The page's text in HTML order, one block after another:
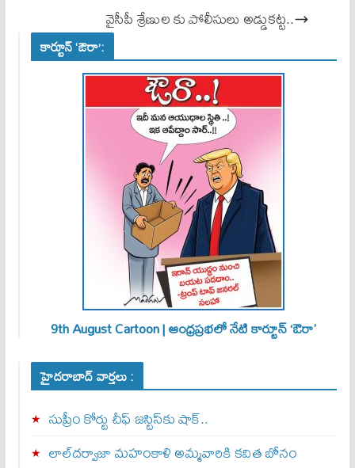
వైసీపీ శ్రేణుల కు పోలీసులు అడ్డుకట్ట..
కార్టూన్ ‘ఔరా’:
9th August Cartoon | ఆంధ్రప్రభలో నేటి కార్టూన్ ‘ఔరా’
హైదరాబాద్ వార్తలు :
సుప్రీం కోర్టు చీఫ్ జస్టిస్⁭కు షాక్..
లాల్‌దర్వాజా మహంకాళి అమ్మవారికి కవిత బోనం